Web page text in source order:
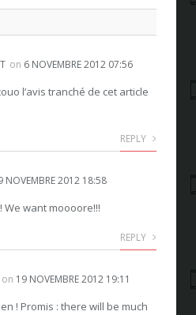
on 6 NOVEMBRE 2012 07:56
l’avis tranché de cet article
REPLY
NOVEMBRE 2012 18:58
We want moooore!!!
REPLY
on 19 NOVEMBRE 2012 19:11
! Promis : there will be much